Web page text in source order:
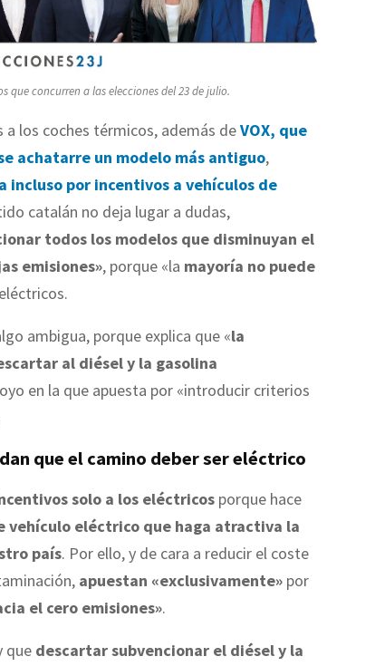
que concurren a las elecciones del 23 de julio.
a los coches térmicos, además deVOX, que
achatarre un modelo más antiguo,
incluso por incentivos a vehículos de
catalán no deja lugar a dudas,
todos los modelos que disminuyan el
emisiones», porque «la mayoría no puede
ambigua, porque explica que «la
al diésel y la gasolina
en la que apuesta por «introducir criterios
que el camino deber ser eléctrico
solo a los eléctricos porque hace
vehículo eléctrico que haga atractiva la
país. Por ello, y de cara a reducir el coste
apuestan «exclusivamente» por
el cero emisiones».
que descartar subvencionar el diésel y la